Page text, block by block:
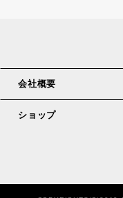
会社概要
ショップ